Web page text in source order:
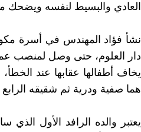
العادي والبسيط لنفسه ويضحك
نشأ فؤاد المهندس في أسرة
دار العلوم، حتى وصل لمنصب
يخاف أطفالها عقابها عند
هما صفية ودرية ثم شقيقه
يعتبر والده الرافد الأول